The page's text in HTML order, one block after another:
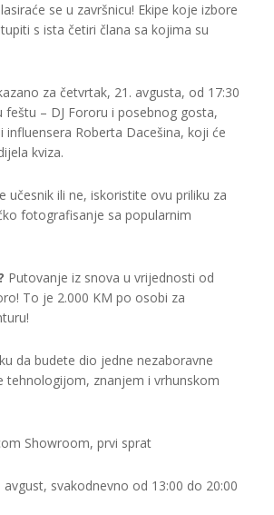
se u završnicu! Ekipe koje izbore
s ista četiri člana sa kojima su
za četvrtak, 21. avgusta, od 17:30
feštu – DJ Fororu i posebnog gosta,
influensera Roberta Dacešina, koji će
kviza.
učesnik ili ne, iskoristite ovu priliku za
fotografisanje sa popularnim
Putovanje iz snova u vrijednosti od
To je 2.000 KM po osobi za
da budete dio jedne nezaboravne
tehnologijom, znanjem i vrhunskom
Showroom, prvi sprat
avgust, svakodnevno od 13:00 do 20:00